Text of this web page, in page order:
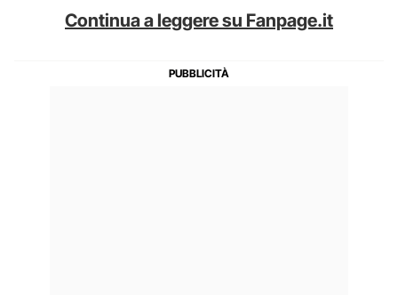
Continua a leggere su Fanpage.it